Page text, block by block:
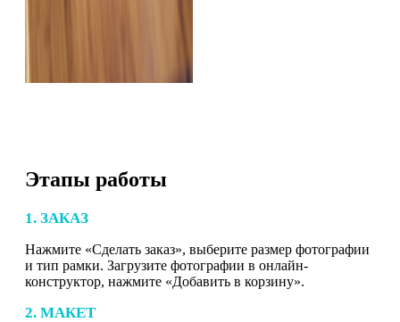
Этапы работы
1. ЗАКАЗ
Нажмите «Сделать заказ», выберите размер фотографии
и тип рамки. Загрузите фотографии в онлайн-
конструктор, нажмите «Добавить в корзину».
2. МАКЕТ